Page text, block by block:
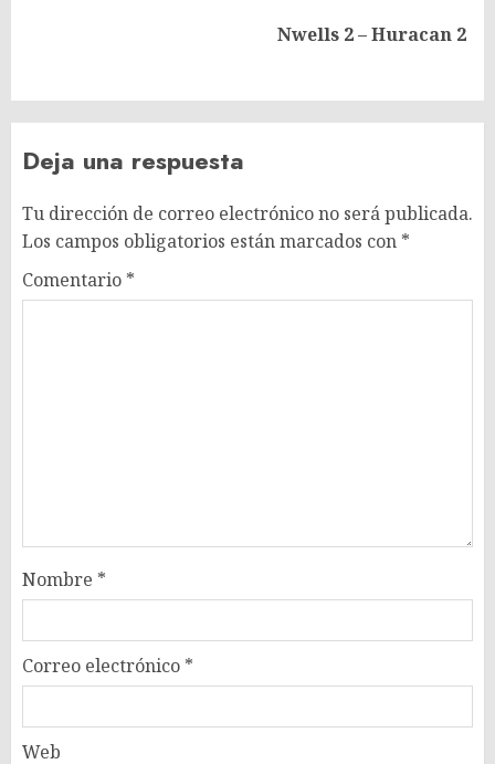
Nwells 2 – Huracan 2
Deja una respuesta
Tu dirección de correo electrónico no será publicada.
Los campos obligatorios están marcados con *
Comentario *
Nombre *
Correo electrónico *
Web